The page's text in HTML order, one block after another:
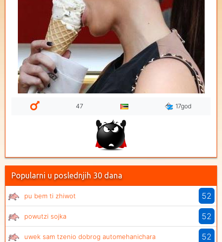
47 17god
Popularni u poslednjih 30 dana
pu bem ti zhiwot 52
powutzi sojka 52
uwek sam tzenio dobrog automehanichara 52